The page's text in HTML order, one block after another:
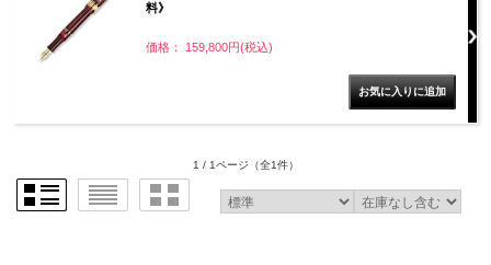
料》
価格： 159,800円(税込)
1 / 1ページ （全1件）